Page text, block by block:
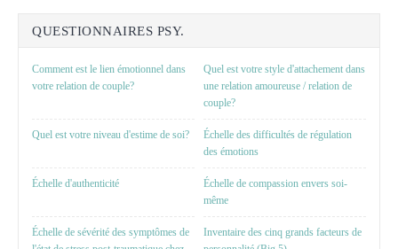
QUESTIONNAIRES PSY.
Comment est le lien émotionnel dans
votre relation de couple?
Quel est votre style d'attachement dans
une relation amoureuse / relation de
couple?
Quel est votre niveau d'estime de soi?
Échelle des difficultés de régulation
des émotions
Échelle d'authenticité
Échelle de compassion envers soi-
même
Échelle de sévérité des symptômes de
Inventaire des cinq grands facteurs de